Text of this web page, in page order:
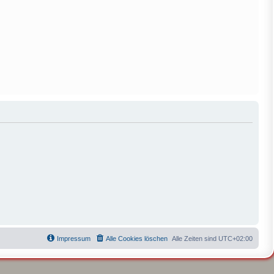
Alle Zeiten sind UTC+02:00
Alle Cookies löschen
Impressum